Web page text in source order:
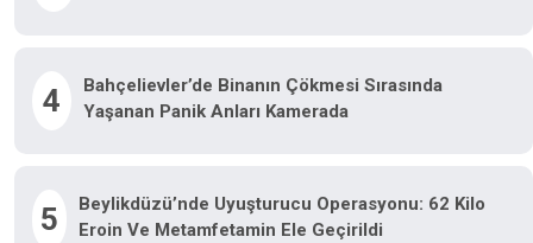
4
Bahçelievler’de Binanın Çökmesi Sırasında
Yaşanan Panik Anları Kamerada
5
Beylikdüzü’nde Uyuşturucu Operasyonu: 62 Kilo
Eroin Ve Metamfetamin Ele Geçirildi